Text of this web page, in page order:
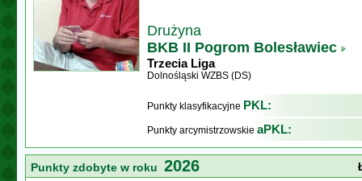
Drużyna
BKB II Pogrom Bolesławiec
Trzecia Liga
Dolnośląski WZBS (DS)
Punkty klasyfikacyjne PKL:
Punkty arcymistrzowskie aPKL:
Punkty zdobyte w roku 2026